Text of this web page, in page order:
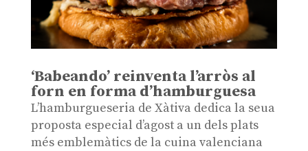
‘Babeando’ reinventa l’arròs al
forn en forma d’hamburguesa
L’hamburgueseria de Xàtiva dedica la seua
proposta especial d’agost a un dels plats
més emblemàtics de la cuina valenciana